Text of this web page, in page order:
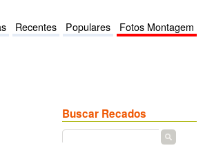
Recentes Populares Fotos Montagem
Buscar Recados